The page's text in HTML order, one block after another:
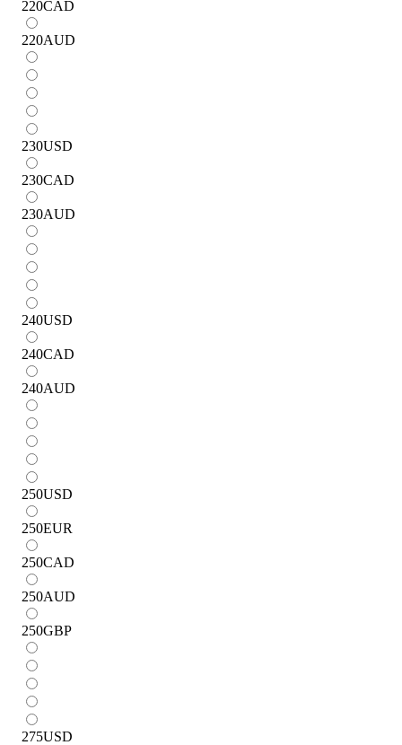
220CAD
220AUD
230USD
230CAD
230AUD
240USD
240CAD
240AUD
250USD
250EUR
250CAD
250AUD
250GBP
275USD